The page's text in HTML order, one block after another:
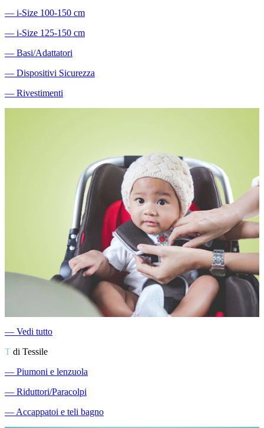
― i-Size 100-150 cm
― i-Size 125-150 cm
― Basi/Adattatori
― Dispositivi Sicurezza
― Rivestimenti
― Vedi tutto
T di Tessile
― Piumoni e lenzuola
― Riduttori/Paracolpi
―Accappatoi e teli bagno